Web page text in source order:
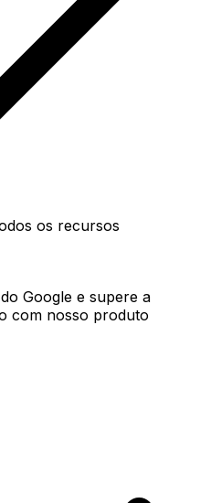
os recursos
Google e supere a
com nosso produto